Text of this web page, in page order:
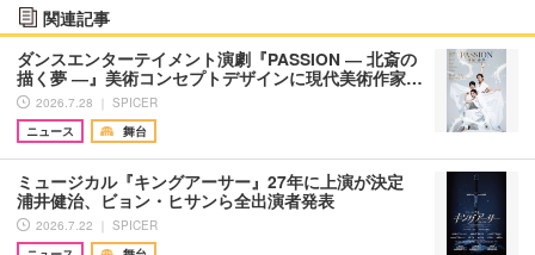
関連記事
ダンスエンターテイメント演劇『PASSION ― 北斎の
描く夢 ―』美術コンセプトデザインに現代美術作家…
2026.7.28 ｜ SPICER
ニュース
舞台
ミュージカル『キングアーサー』27年に上演が決定
浦井健治、ビョン・ヒサンら全出演者発表
2026.7.22 ｜ SPICER